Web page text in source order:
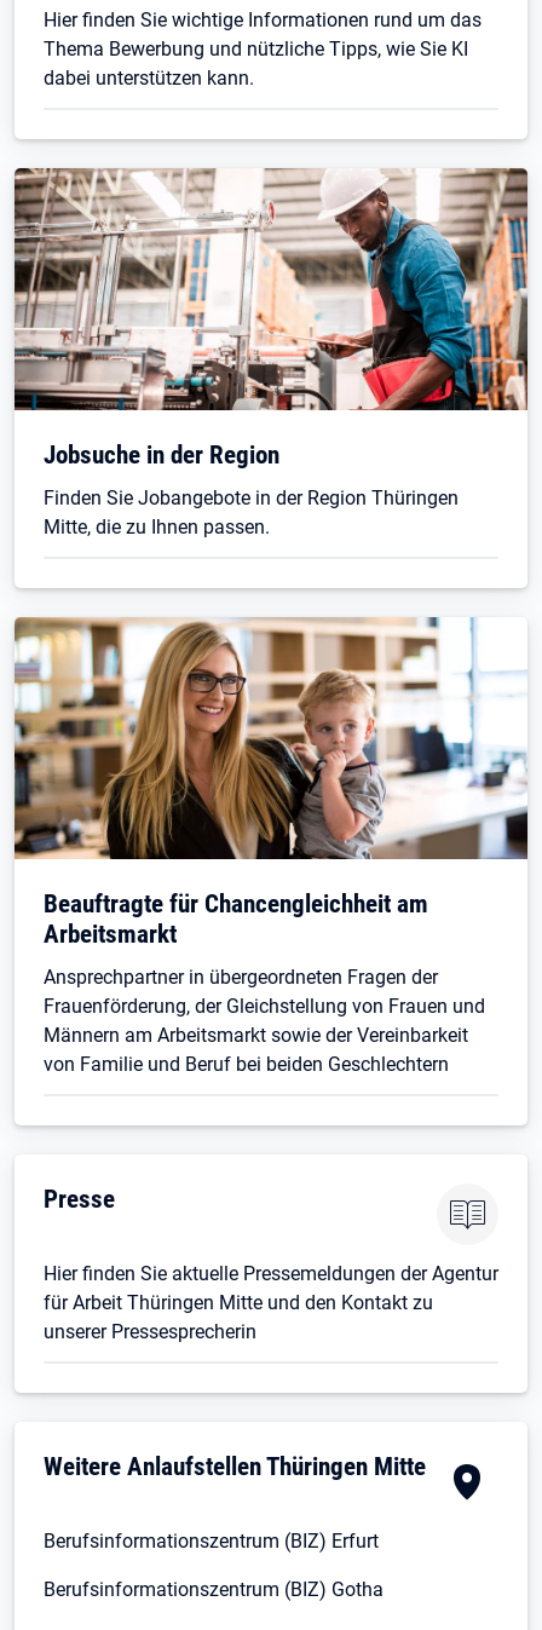
Hier finden Sie wichtige Informationen rund um das
Thema Bewerbung und nützliche Tipps, wie Sie KI
dabei unterstützen kann.
Öffnet in neuem Tab
Jobsuche in der Region
Finden Sie Jobangebote in der Region Thüringen
Mitte, die zu Ihnen passen.
Beauftragte für Chancengleichheit am
Arbeitsmarkt
Ansprechpartner in übergeordneten Fragen der
Frauenförderung, der Gleichstellung von Frauen und
Männern am Arbeitsmarkt sowie der Vereinbarkeit
von Familie und Beruf bei beiden Geschlechtern
Presse
Hier finden Sie aktuelle Pressemeldungen der Agentur
für Arbeit Thüringen Mitte und den Kontakt zu
unserer Pressesprecherin
Weitere Anlaufstellen Thüringen Mitte
Berufsinformationszentrum (BIZ) Erfurt
Berufsinformationszentrum (BIZ) Gotha